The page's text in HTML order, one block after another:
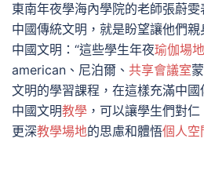
東南年夜學海內學院的老師張蔚
中國傳統文明，就是盼望讓他們
中國文明：“這些學生年夜瑜伽場地
american、尼泊爾、 共享會議室
文明的學習課程，在這樣充滿中
中國文明教學 ，可以讓學生們對
更深教學場地的思慮和體悟個人空